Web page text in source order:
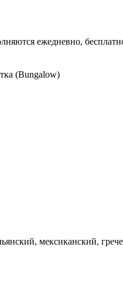
ежедневно,
(Bungalow)
мексиканский,